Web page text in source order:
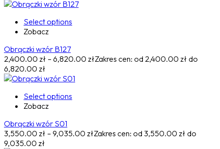
Select options
Zobacz
Obrączki wzór B127
2,400.00 zł – 6,820.00 złZakres cen: od 2,400.00 zł do
6,820.00 zł
Select options
Zobacz
Obrączki wzór S01
3,550.00 zł – 9,035.00 złZakres cen: od 3,550.00 zł do
9,035.00 zł